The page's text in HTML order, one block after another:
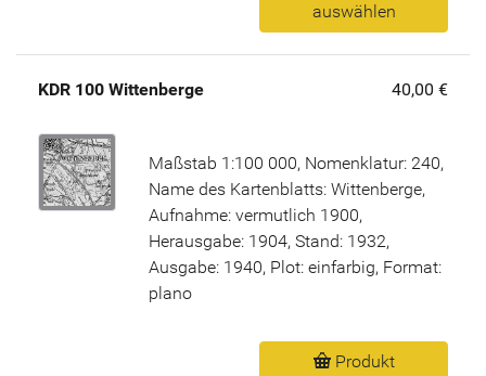
auswählen
KDR 100 Wittenberge 40,00 €
Maßstab 1:100 000, Nomenklatur: 240,
Name des Kartenblatts: Wittenberge,
Aufnahme: vermutlich 1900,
Herausgabe: 1904, Stand: 1932,
Ausgabe: 1940, Plot: einfarbig, Format:
plano
Produkt